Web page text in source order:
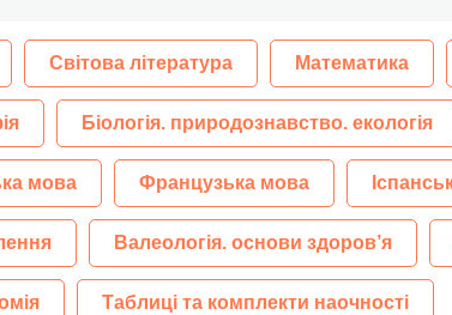
Світова література Математика
Біологія. природознавство. екологія
мова Французька мова
Валеологія. основи здоров’я
Таблиці та комплекти наочності